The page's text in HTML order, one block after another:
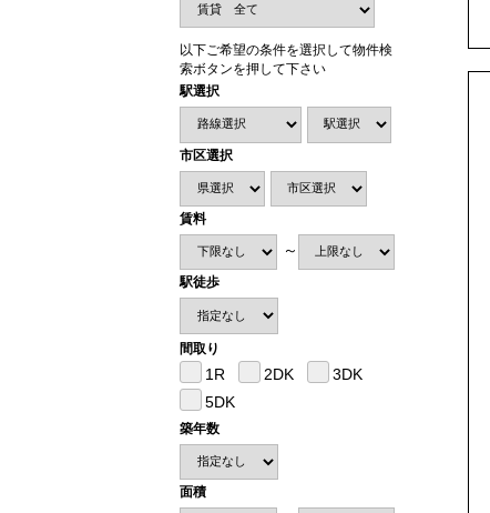
以下ご希望の条件を選択して物件検
索ボタンを押して下さい
駅選択
市区選択
賃料
～
駅徒歩
間取り
1R 2DK
3DK
5DK
築年数
面積